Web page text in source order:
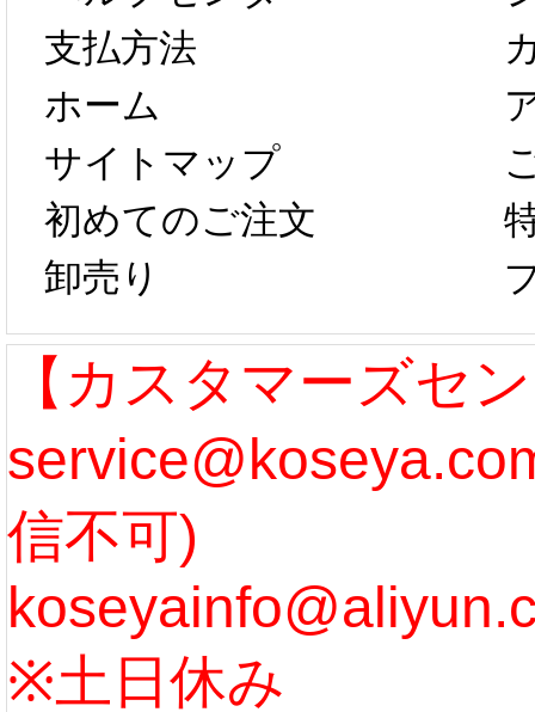
以後のご注文
は、2月25日か
らコスプレ制
作、発送予定と
なります。 ...
[more]
新春
字半
第二
たし
ル期
まで
う...
支払方法
ホーム
サイトマップ
初めてのご注文
卸売り
【カスタマーズセ
信不可)
※土日休み